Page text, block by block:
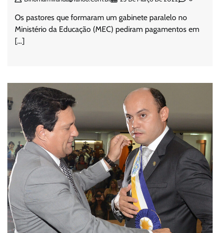
Os pastores que formaram um gabinete paralelo no
Ministério da Educação (MEC) pediram pagamentos em
[…]